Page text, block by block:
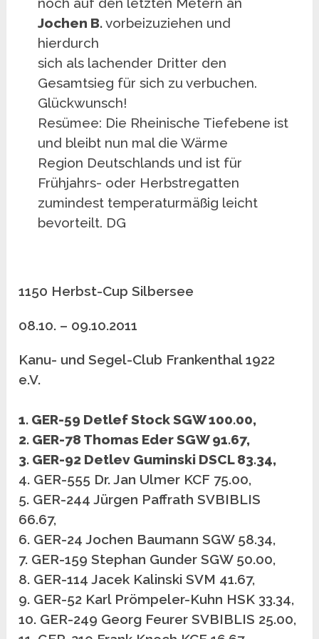
Jochen B.vorbeizuziehen und
hierdurch
sich als lachender Dritter den
Gesamtsieg für sich zu verbuchen.
Glückwunsch!
Resümee: Die Rheinische Tiefebene ist
und bleibt nun mal die Wärme
Region Deutschlands und ist für
Frühjahrs- oder Herbstregatten
zumindest temperaturmäßig leicht
bevorteilt. DG
1150 Herbst-Cup Silbersee
08.10. – 09.10.2011
Kanu- und Segel-Club Frankenthal 1922
e.V.
1. GER-59 Detlef Stock SGW 100.00,
2. GER-78 Thomas Eder SGW 91.67,
3. GER-92 Detlev Guminski DSCL 83.34,
4. GER-555 Dr. Jan Ulmer KCF 75.00,
5. GER-244 Jürgen Paffrath SVBIBLIS
66.67,
6. GER-24 Jochen Baumann SGW 58.34,
7. GER-159 Stephan Gunder SGW 50.00,
8. GER-114 Jacek Kalinski SVM 41.67,
9. GER-52 Karl Prömpeler-Kuhn HSK 33.34,
10. GER-249 Georg Feurer SVBIBLIS 25.00,